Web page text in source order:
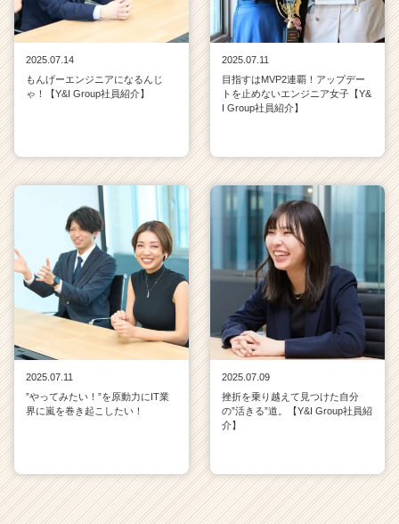
2025.07.14
もんげーエンジニアになるんじ
ゃ！【Y&I Group社員紹介】
2025.07.11
目指すはMVP2連覇！アップデー
トを止めないエンジニア女子【Y&
I Group社員紹介】
2025.07.11
”やってみたい！”を原動力にIT業
界に嵐を巻き起こしたい！
2025.07.09
挫折を乗り越えて見つけた自分
の”活きる”道。【Y&I Group社員紹
介】